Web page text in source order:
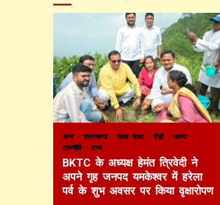
अन्य उत्तराखण्ड खास खबर पौड़ी
भाजपा
राजनीति
राज्य
BKTC के अध्यक्ष हेमंत त्रिवेदी ने
अपने गृह जनपद यमकेश्वर में हरेला
पर्व के शुभ अवसर पर किया वृक्षारोपण